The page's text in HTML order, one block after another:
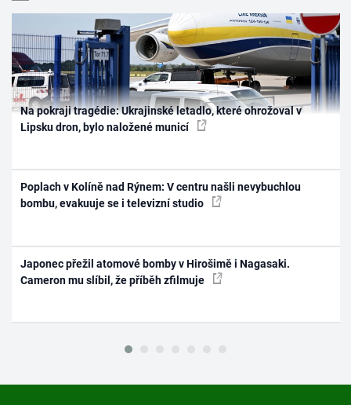
Na pokraji tragédie: Ukrajinské letadlo, které ohrožoval v
Lipsku dron, bylo naložené municí
Poplach v Kolíně nad Rýnem: V centru našli nevybuchlou
bombu, evakuuje se i televizní studio
Japonec přežil atomové bomby v Hirošimě i Nagasaki.
Cameron mu slíbil, že příběh zfilmuje